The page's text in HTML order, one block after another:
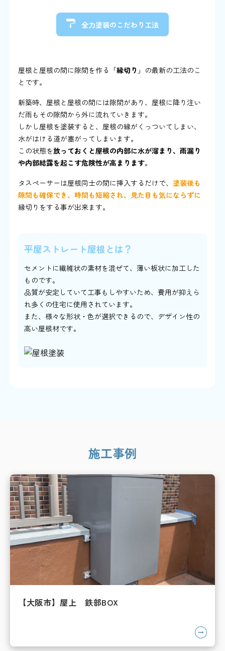
全力塗装のこだわり工法
屋根と屋根の間に隙間を作る「縁切り 」の最新の工法のこ
とです。
新築時、屋根と屋根の間には隙間があり、屋根に降り注い
だ雨もその隙間から外に流れていきます。
しかし屋根を塗装すると、屋根の縁がくっついてしまい、
水がはける道が塞がってしまいます。
この状態を放っておくと屋根の内部に水が溜まり、雨漏り
や内部結露を起こす危険性が高まります。
タスペーサーは屋根同士の間に挿入するだけで、 塗装後も
隙間も確保でき、時間も短縮され、見た目も気にならずに
縁切りをする事が出来ます。
平屋ストレート屋根とは？
セメントに繊維状の素材を混ぜて、薄い板状に加工した
ものです。
品質が安定していて工事もしやすいため、費用が抑えら
れ多くの住宅に使用されています。
また、様々な形状・色が選択できるので、デザイン性の
高い屋根材です。
施工事例
【大阪市】屋上 鉄部BOX